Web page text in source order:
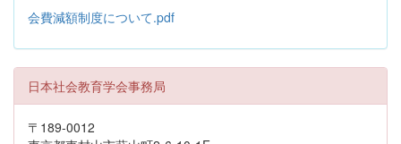
会費減額制度について.pdf
日本社会教育学会事務局
〒189-0012